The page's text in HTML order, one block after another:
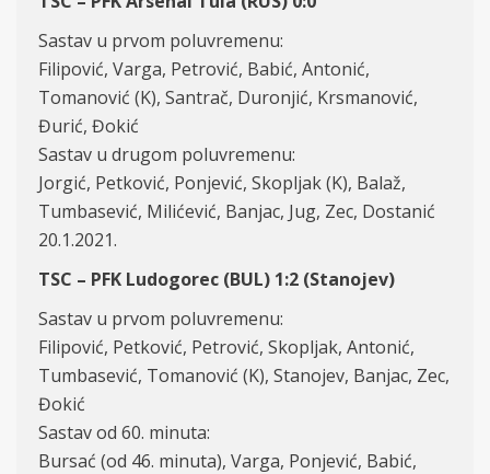
Sastav u prvom poluvremenu:
Filipović, Varga, Petrović, Babić, Antonić,
Tomanović (K), Santrač, Duronjić, Krsmanović,
Đurić, Đokić
Sastav u drugom poluvremenu:
Jorgić, Petković, Ponjević, Skopljak (K), Balaž,
Tumbasević, Milićević, Banjac, Jug, Zec, Dostanić
20.1.2021.
TSC – PFK Ludogorec (BUL) 1:2 (Stanojev)
Sastav u prvom poluvremenu:
Filipović, Petković, Petrović, Skopljak, Antonić,
Tumbasević, Tomanović (K), Stanojev, Banjac, Zec,
Đokić
Sastav od 60. minuta:
Bursać (od 46. minuta), Varga, Ponjević, Babić,